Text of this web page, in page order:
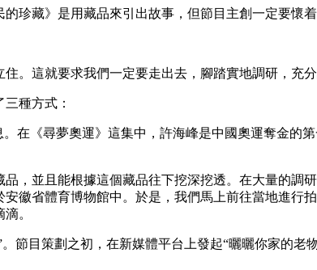
藏》是用藏品來引出故事，但節目主創一定要懷着
這就要求我們一定要走出去，腳踏實地調研，充分
種方式：
《尋夢奧運》這集中，許海峰是中國奧運奪金的
並且能根據這個藏品往下挖深挖透。在大量的調
徽省體育博物館中。於是，我們馬上前往當地進行
。
目策劃之初，在新媒體平台上發起“曬曬你家的老